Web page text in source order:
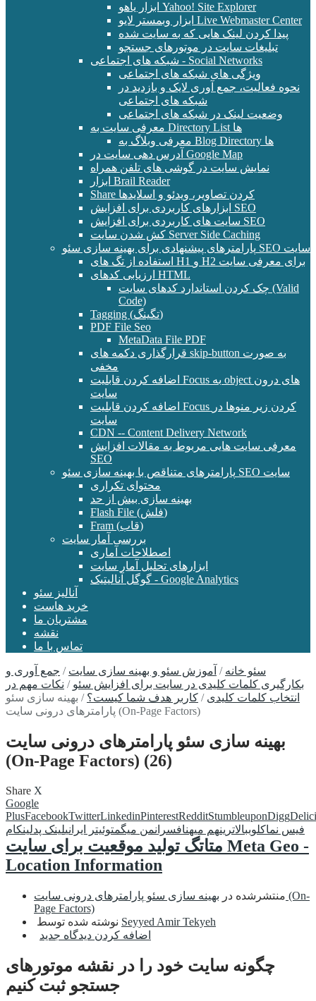
ابزار یاهو Yahoo! Site Explorer
ابزار وبمستر لایو Live Webmaster Center
پیدا کردن لینک هایی که به سایت شده
تبلیغات سایت در موتورهای جستجو
شبکه های اجتماعی - Social Networks
ویژگی های شبکه های اجتماعی
نحوه فعالیت، جمع آوری لایک و بازدید در
شبکه های اجتماعی
وضعیت لینک در شبکه های اجتماعی
معرفی سایت به Directory List ها
معرفی وبلاگ به Blog Directory ها
آدرس دهی سایت در Google Map
نمایش سایت در گوشی های تلفن همراه
ابزار Brail Reader
Share کردن تصاویر، ویدئو و اسلایدها
ابزارهای کاربردی برای افزایش SEO
سایت های کاربردی برای افزایش SEO
کش شدن سایت Server Side Caching
پارامترهای پیشنهادی برای بهینه سازی سئو SEO سایت
استفاده از تگ های H1 و H2 برای معرفی سایت
ارزیابی کدهای HTML
چک کردن استاندارد کدهای سایت (Valid
Code)
Tagging (تگینگ)
PDF File Seo
MetaData File PDF
قرارگذاری دکمه های skip-button به صورت
مخفی
اضافه کردن قابلیت Focus به object های درون
سایت
اضافه کردن قابلیت Focus کردن زیر منوها در
سایت
CDN -- Content Delivery Network
معرفی سایت هایی مربوط به مقالات افزایش
SEO
پارامترهای متناقص با بهینه سازی سئو SEO سایت
محتوای تکراری
بهینه سازی بیش از حد
Flash File (فلش)
Fram (قاب)
بررسی آمار سایت
اصطلاحات آماری
ابزارهای تحلیل آمار سایت
گوگل آنالیتیک - Google Analytics
آنالیز سئو
خرید هاست
مشتریان ما
نقشه
تماس با ما
سئو خانه / آموزش سئو و بهینه سازی سایت / جمع آوری و
بکارگیری کلمات کلیدی در سایت برای افزایش سئو / نکات مهم در
انتخاب کلمات کلیدی / کاربر هدف شما کیست؟ / بهینه سازی سئو
پارامترهای درونی سایت (On-Page Factors)
بهینه سازی سئو پارامترهای درونی سایت
(On-Page Factors) (26)
Share X
Google
PlusFacebookTwitterLinkedinPinterestRedditStumbleuponDigg
فیس نماکلوببالاترینهم میهنافسرانمن میگمتوئیتر ایرانیلینک پدلینکام
متاتگ تولید موقعیت برای سایت Meta Geo -
Location Information
منتشرشده در بهینه سازی سئو پارامترهای درونی سایت (On-
Page Factors)
Seyyed Amir Tekyeh
اضافه کردن دیدگاه جدید
چگونه سایت خود را در نقشه موتورهای
جستجو ثبت کنیم